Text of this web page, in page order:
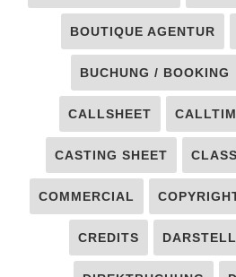
BOUTIQUE AGENTUR
BUCHUNG / BOOKING
CALLSHEET
CASTING SHEET
COMMERCIAL
CREDITS